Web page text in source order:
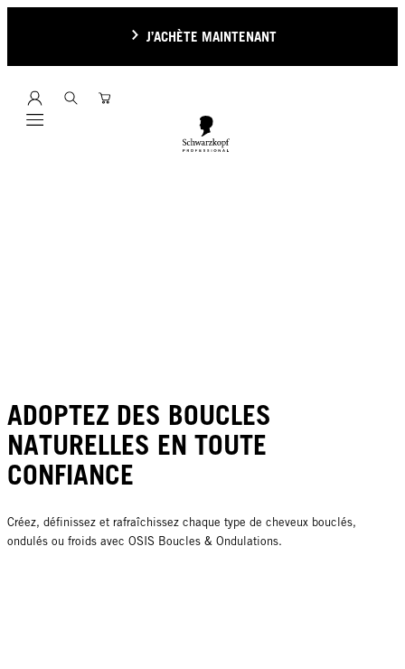
J’ACHÈTE MAINTENANT
Mobile navigation
ADOPTEZ DES BOUCLES
NATURELLES EN TOUTE
CONFIANCE
Créez, définissez et rafraîchissez chaque type de cheveux bouclés,
ondulés ou froids avec OSIS Boucles & Ondulations.